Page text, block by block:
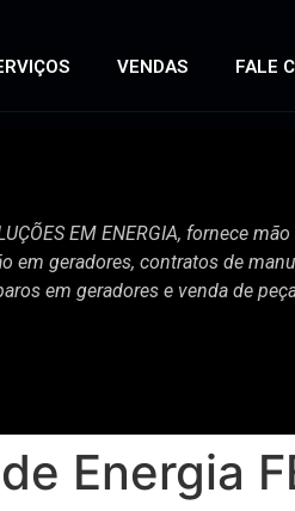
VENDAS FALE
EM ENERGIA, fornece
em geradores, contratos de
em geradores e venda de
Energia